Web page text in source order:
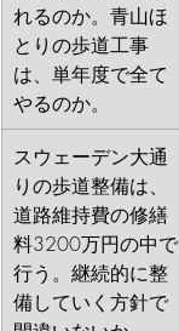
れるのか。青山ほ
とりの歩道工事
は、単年度で全て
やるのか。
スウェーデン大通
りの歩道整備は、
道路維持費の修繕
料3200万円の中で
行う。継続的に整
備していく方針で